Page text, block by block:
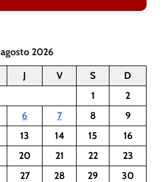
agosto 2026
J V S
D
1
2
6 7 8
9
13 14 15
16
20 21 22
23
27 28 29
30